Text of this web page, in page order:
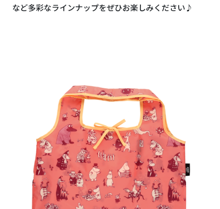
など多彩なラインナップをぜひお楽しみください♪